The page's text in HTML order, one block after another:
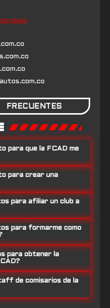
FRECUENTES
para que la FCAD me
para crear una
para afiliar un club a
para formarme como
para obtener la
de comisarios de la